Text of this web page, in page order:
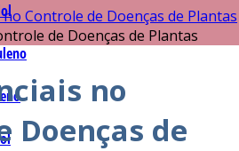
no Controle de Doenças de Plantas
de Doenças de Plantas
no
Doenças de